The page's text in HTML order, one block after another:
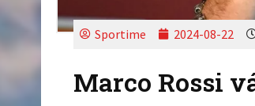
Sportime 2024-08-22
Marco Rossi